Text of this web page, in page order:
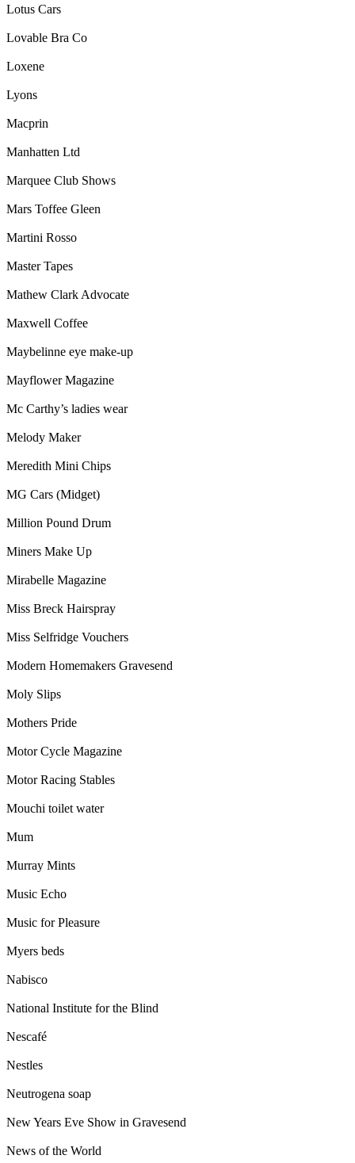
Lotus Cars
Lovable Bra Co
Loxene
Lyons
Macprin
Manhatten Ltd
Marquee Club Shows
Mars Toffee Gleen
Martini Rosso
Master Tapes
Mathew Clark Advocate
Maxwell Coffee
Maybelinne eye make-up
Mayflower Magazine
Mc Carthy’s ladies wear
Melody Maker
Meredith Mini Chips
MG Cars (Midget)
Million Pound Drum
Miners Make Up
Mirabelle Magazine
Miss Breck Hairspray
Miss Selfridge Vouchers
Modern Homemakers Gravesend
Moly Slips
Mothers Pride
Motor Cycle Magazine
Motor Racing Stables
Mouchi toilet water
Mum
Murray Mints
Music Echo
Music for Pleasure
Myers beds
Nabisco
National Institute for the Blind
Nescafé
Nestles
Neutrogena soap
New Years Eve Show in Gravesend
News of the World